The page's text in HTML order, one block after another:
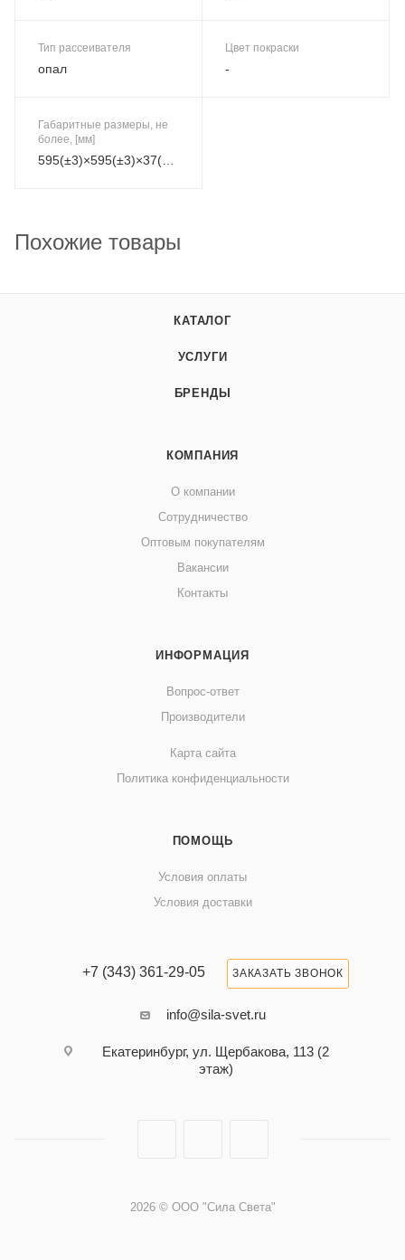
Тип рассеивателя
опал
Цвет покраски
-
Габаритные размеры, не
более, [мм]
Похожие товары
КАТАЛОГ
УСЛУГИ
БРЕНДЫ
КОМПАНИЯ
О компании
Сотрудничество
Оптовым покупателям
Вакансии
Контакты
ИНФОРМАЦИЯ
Вопрос-ответ
Производители
Карта сайта
Политика конфиденциальности
ПОМОЩЬ
Условия оплаты
Условия доставки
+7 (343) 361-29-05 ЗАКАЗАТЬ ЗВОНОК
info@sila-svet.ru
Екатеринбург, ул. Щербакова, 113 (2
этаж)
2026 © ООО "Сила Света"